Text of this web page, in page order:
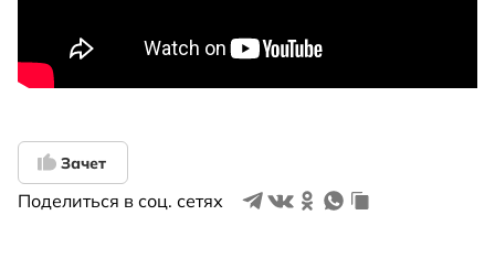
Зачет
Поделиться в соц. сетях